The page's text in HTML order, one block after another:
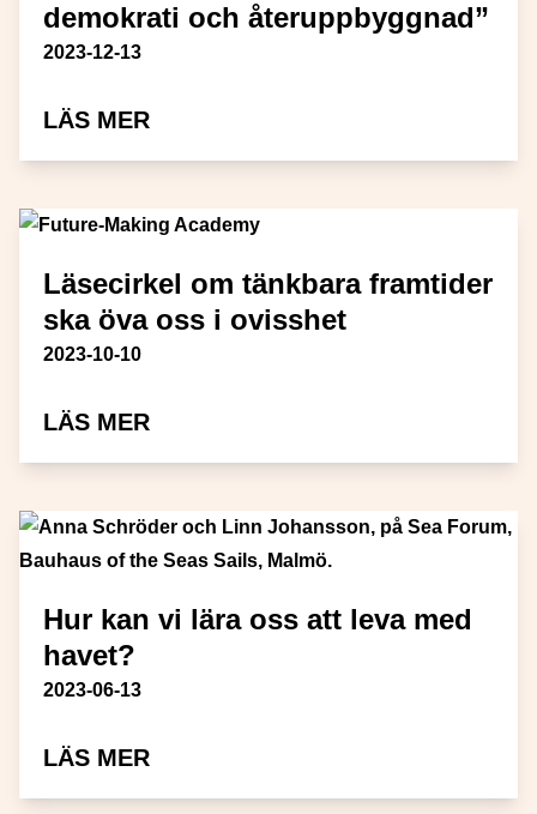
demokrati och återuppbyggnad”
Publiceringsdatum
2023-12-13
LÄS MEROM ”JAG VILL BIDRA TILL
Läsecirkel om tänkbara framtider
ska öva oss i ovisshet
Publiceringsdatum
2023-10-10
LÄS MEROM LÄSECIRKEL OM
Hur kan vi lära oss att leva med
havet?
Publiceringsdatum
2023-06-13
LÄS MEROM HUR KAN VI LÄRA OSS ATT